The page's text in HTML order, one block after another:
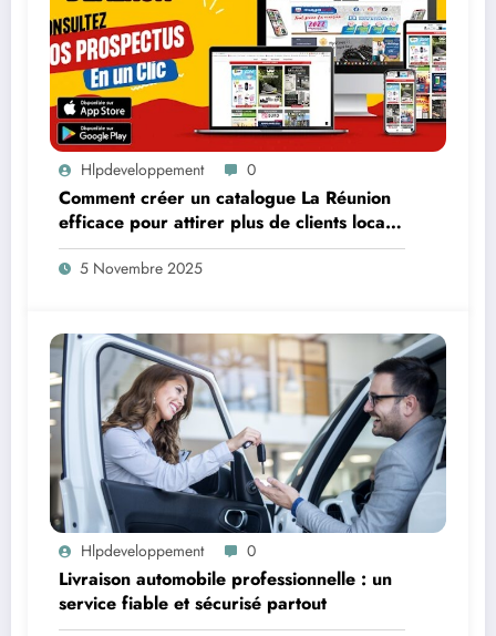
Hlpdeveloppement 0
Comment créer un catalogue La Réunion
efficace pour attirer plus de clients locaux
?
5 Novembre 2025
Hlpdeveloppement 0
Livraison automobile professionnelle : un
service fiable et sécurisé partout